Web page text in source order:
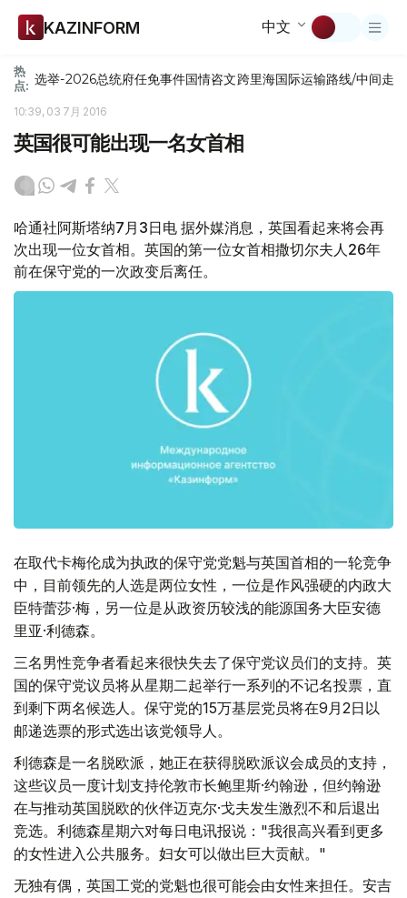
KAZINFORM 中文
热
点: 选举-2026总统府任免事件国情咨文跨里海国际运输路线/中间走廊
10:39, 03 7月 2016
英国很可能出现一名女首相
哈通社阿斯塔纳7月3日电 据外媒消息，英国看起来将会再
次出现一位女首相。英国的第一位女首相撒切尔夫人26年
前在保守党的一次政变后离任。
在取代卡梅伦成为执政的保守党党魁与英国首相的一轮竞争
中，目前领先的人选是两位女性，一位是作风强硬的内政大
臣特蕾莎·梅，另一位是从政资历较浅的能源国务大臣安德
里亚·利德森。
三名男性竞争者看起来很快失去了保守党议员们的支持。英
国的保守党议员将从星期二起举行一系列的不记名投票，直
到剩下两名候选人。保守党的15万基层党员将在9月2日以
邮递选票的形式选出该党领导人。
利德森是一名脱欧派，她正在获得脱欧派议会成员的支持，
这些议员一度计划支持伦敦市长鲍里斯·约翰逊，但约翰逊
在与推动英国脱欧的伙伴迈克尔·戈夫发生激烈不和后退出
竞选。利德森星期六对每日电讯报说："我很高兴看到更多
的女性进入公共服务。妇女可以做出巨大贡献。"
无独有偶，英国工党的党魁也很可能会由女性来担任。安吉